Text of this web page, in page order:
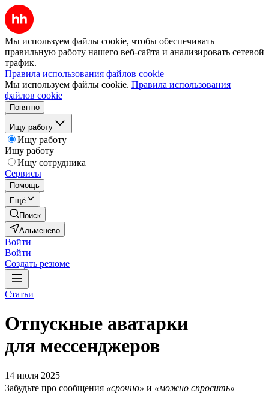
Мы используем файлы cookie, чтобы обеспечивать
правильную работу нашего веб-сайта и анализировать сетевой
трафик.
Правила использования файлов cookie
Мы используем файлы cookie. Правила использования
файлов cookie
Понятно
Ищу работу
Ищу работу
Ищу работу
Ищу сотрудника
Сервисы
Помощь
Ещё
Поиск
Альменево
Войти
Войти
Создать резюме
Статьи
Отпускные аватарки
для мессенджеров
14 июля 2025
Забудьте про сообщения «срочно» и «можно спросить»